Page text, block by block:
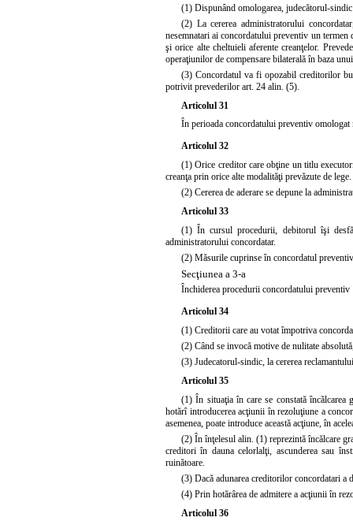
(1) Dispunând omologarea, judecătorul-
(2) La cererea administratorului
nesemnatari ai concordatului preventiv un
şi orice alte cheltuieli aferente creanţelor.
operaţiunilor de compensare bilaterală în baza
(3) Concordatul va fi opozabil creditorilor
potrivit prevederilor art. 24 alin. (5).
Articolul 31
În perioada concordatului preventiv omologat
Articolul 32
(1) Orice creditor care obţine un titlu
creanţa prin orice alte modalităţi prevăzute de lege.
(2) Cererea de aderare se depune la
Articolul 33
(1) În cursul procedurii, debitorul îşi
administratorului concordatar.
(2) Măsurile cuprinse în concordatul
Secţiunea a 3-a
Închiderea procedurii concordatului preventiv
Articolul 34
(1) Creditorii care au votat împotriva
(2) Când se invocă motive de nulitate
(3) Judecatorul-sindic, la cererea
Articolul 35
(1) În situaţia în care se constată încălcarea
hotărî introducerea acţiunii în rezoluţiune a
asemenea, poate introduce această acţiune, în
(2) În înţelesul alin. (1) reprezintă încălcare
creditori în dauna celorlalţi, ascunderea sau
ruinătoare.
(3) Dacă adunarea creditorilor concordatari a
(4) Prin hotărârea de admitere a acţiunii în
Articolul 36